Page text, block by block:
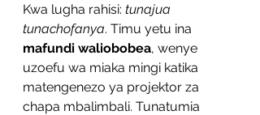
Kwa lugha rahisi: tunajua
tunachofanya. Timu yetu ina
mafundi waliobobea, wenye
uzoefu wa miaka mingi katika
matengenezo ya projektor za
chapa mbalimbali. Tunatumia